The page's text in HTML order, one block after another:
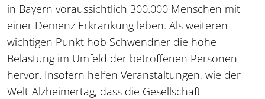
in Bayern voraussichtlich 300.000 Menschen mit
einer Demenz Erkrankung leben. Als weiteren
wichtigen Punkt hob Schwendner die hohe
Belastung im Umfeld der betroffenen Personen
hervor. Insofern helfen Veranstaltungen, wie der
Welt-Alzheimertag, dass die Gesellschaft